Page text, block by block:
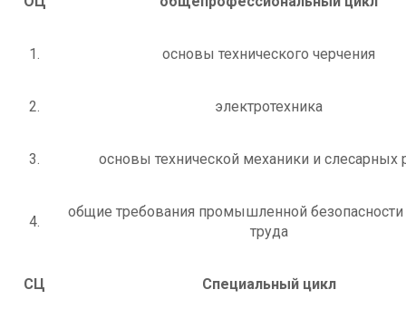
1. основы технического черчения
2. электротехника
3. основы технической механики и слесарных
4.
общие требования промышленной
труда
СЦ Специальный цикл